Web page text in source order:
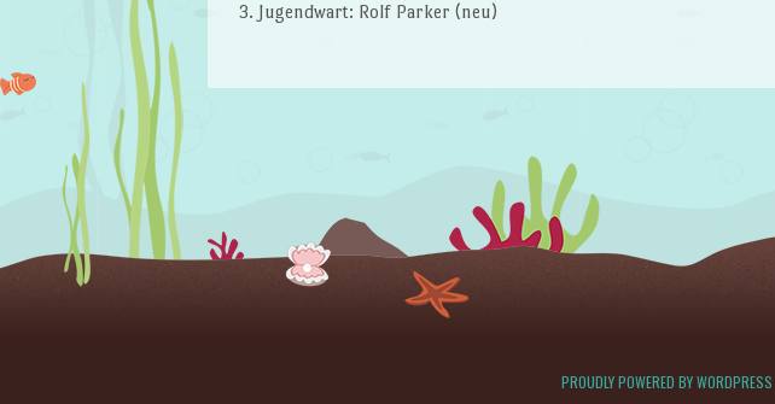
3. Jugendwart: Rolf Parker (neu)
PROUDLY POWERED BY WORDPRESS